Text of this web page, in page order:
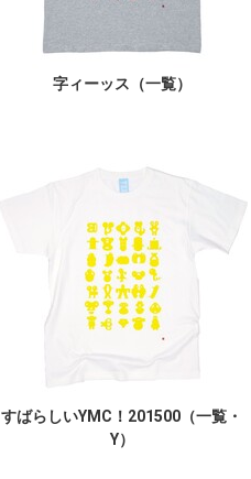
字ィーッス（一覧）
すばらしいYMC！201500（一覧・
Y）